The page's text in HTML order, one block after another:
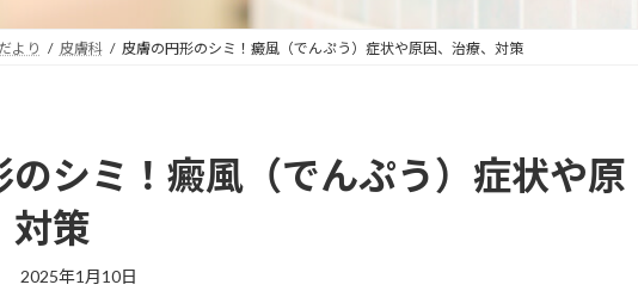
より 皮膚科 皮膚の円形のシミ！癜風（でんぷう）症状や原因、治療、対策
のシミ！癜風（でんぷう）症状や原
対策
最
2025年1月10日